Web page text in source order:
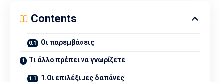
Contents
Οι παρεμβάσεις
Τι άλλο πρέπει να γνωρίζετε
1.Οι επιλέξιμες δαπάνες